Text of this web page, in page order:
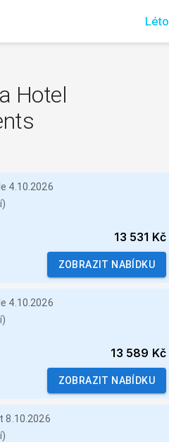
Léto
Hotel
4.10.2026
13 531 Kč
ZOBRAZIT NABÍDKU
4.10.2026
13 589 Kč
ZOBRAZIT NABÍDKU
8.10.2026